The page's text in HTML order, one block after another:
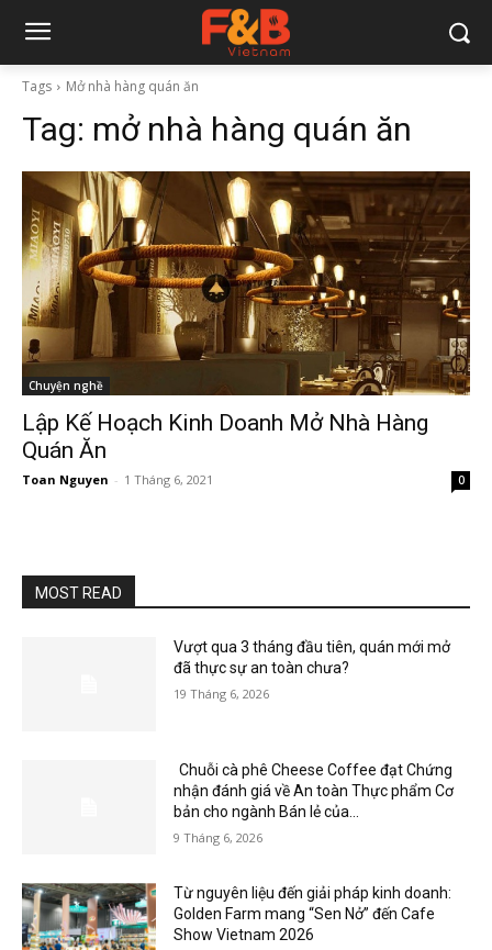
Tags Mở nhà hàng quán ăn
Tag: mở nhà hàng quán ăn
Chuyện nghề
Lập Kế Hoạch Kinh Doanh Mở Nhà Hàng
Quán Ăn
Toan Nguyen - 1 Tháng 6, 2021 0
MOST READ
Vượt qua 3 tháng đầu tiên, quán mới mở
đã thực sự an toàn chưa?
19 Tháng 6, 2026
Chuỗi cà phê Cheese Coffee đạt Chứng
nhận đánh giá về An toàn Thực phẩm Cơ
bản cho ngành Bán lẻ của...
9 Tháng 6, 2026
Từ nguyên liệu đến giải pháp kinh doanh:
Golden Farm mang “Sen Nở” đến Cafe
Show Vietnam 2026